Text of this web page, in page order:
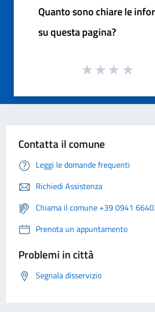
Quanto sono chiare le
su questa pagina?
Contatta il comune
Leggi le domande frequenti
Richiedi Assistenza
Chiama il comune +39 0941
Prenota un appuntamento
Problemi in città
Segnala disservizio